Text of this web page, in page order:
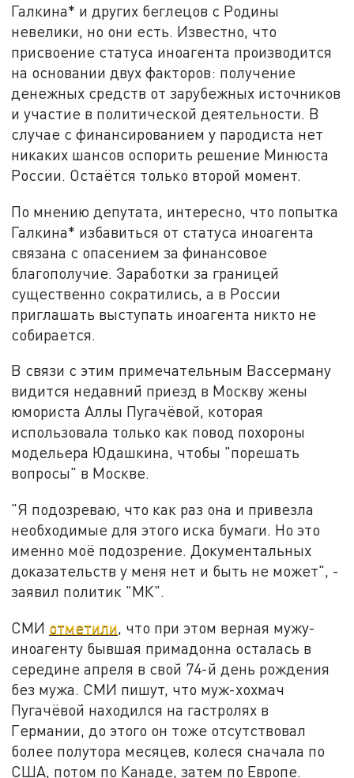
Галкина* и других беглецов с Родины
невелики, но они есть. Известно, что
присвоение статуса иноагента производится
на основании двух факторов: получение
денежных средств от зарубежных источников
и участие в политической деятельности. В
случае с финансированием у пародиста нет
никаких шансов оспорить решение Минюста
России. Остаётся только второй момент.
По мнению депутата, интересно, что попытка
Галкина* избавиться от статуса иноагента
связана с опасением за финансовое
благополучие. Заработки за границей
существенно сократились, а в России
приглашать выступать иноагента никто не
собирается.
В связи с этим примечательным Вассерману
видится недавний приезд в Москву жены
юмориста Аллы Пугачёвой, которая
использовала только как повод похороны
модельера Юдашкина, чтобы "порешать
вопросы" в Москве.
"Я подозреваю, что как раз она и привезла
необходимые для этого иска бумаги. Но это
именно моё подозрение. Документальных
доказательств у меня нет и быть не может", -
заявил политик "МК".
СМИ отметили , что при этом верная мужу-
иноагенту бывшая примадонна осталась в
середине апреля в свой 74-й день рождения
без мужа. СМИ пишут, что муж-хохмач
Пугачёвой находился на гастролях в
Германии, до этого он тоже отсутствовал
более полутора месяцев, колеся сначала по
США, потом по Канаде, затем по Европе.